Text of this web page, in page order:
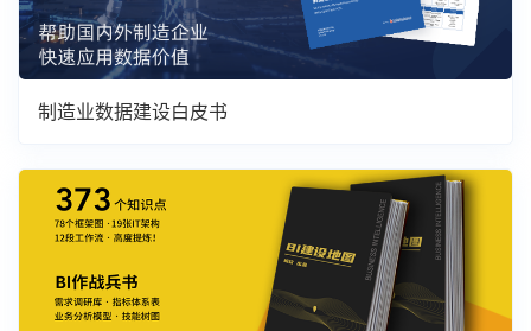
制造业数据建设白皮书